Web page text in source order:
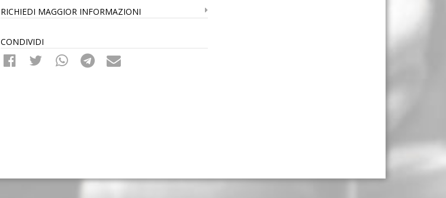
RICHIEDI MAGGIOR INFORMAZIONI
CONDIVIDI